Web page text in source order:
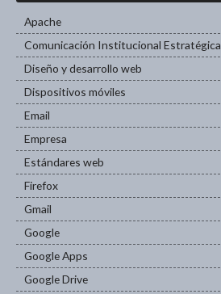
Apache
Comunicación Institucional Estratégica
Diseño y desarrollo web
Dispositivos móviles
Email
Empresa
Estándares web
Firefox
Gmail
Google
Google Apps
Google Drive